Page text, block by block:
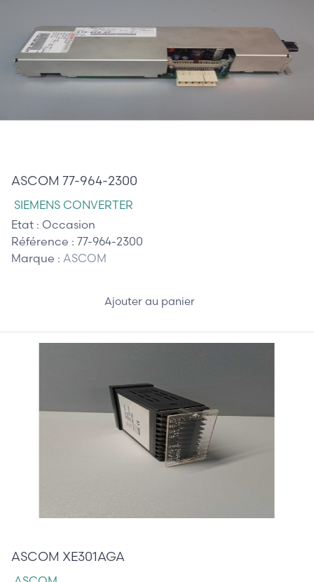
ASCOM 77-964-2300
SIEMENS CONVERTER
Etat : Occasion
Référence : 77-964-2300
Marque : ASCOM
Ajouter au panier
ASCOM XE301AGA